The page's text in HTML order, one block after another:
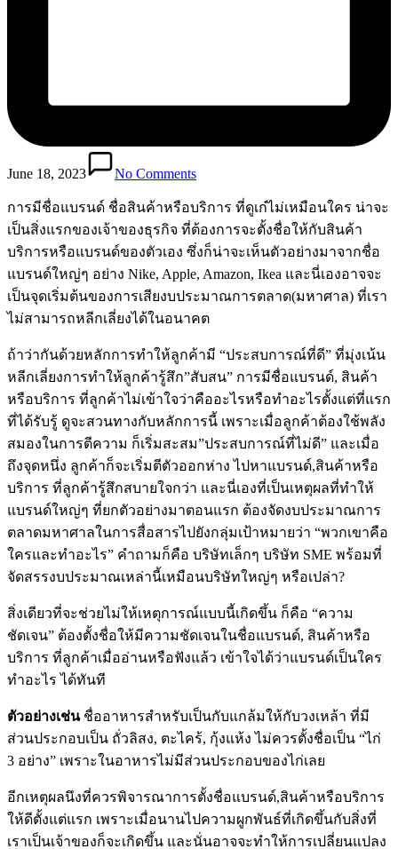
June 18, 2023 No Comments
การมีชื่อแบรนด์ ชื่อสินค้าหรือบริการ ที่ดูเก๋ไม่เหมือนใคร น่าจะ
เป็นสิ่งแรกของเจ้าของธุรกิจ ที่ต้องการจะตั้งชื่อให้กับสินค้า
บริการหรือแบรนด์ของตัวเอง ซึ่งก็น่าจะเห็นตัวอย่างมาจากชื่อ
แบรนด์ใหญ่ๆ อย่าง Nike, Apple, Amazon, Ikea และนี่เองอาจจะ
เป็นจุดเริ่มต้นของการเสียงบประมาณการตลาด(มหาศาล) ที่เรา
ไม่สามารถหลีกเลี่ยงได้ในอนาคต
ถ้าว่ากันด้วยหลักการทำให้ลูกค้ามี “ประสบการณ์ที่ดี” ที่มุ่งเน้น
หลีกเลี่ยงการทำให้ลูกค้ารู้สึก”สับสน” การมีชื่อแบรนด์, สินค้า
หรือบริการ ที่ลูกค้าไม่เข้าใจว่าคืออะไรหรือทำอะไรตั้งแต่ที่แรก
ที่ได้รับรู้ ดูจะสวนทางกับหลักการนี้ เพราะเมื่อลูกค้าต้องใช้พลัง
สมองในการตีความ ก็เริ่มสะสม”ประสบการณ์ที่ไม่ดี” และเมื่อ
ถึงจุดหนึ่ง ลูกค้าก็จะเริ่มตีตัวออกห่าง ไปหาแบรนด์,สินค้าหรือ
บริการ ที่ลูกค้ารู้สึกสบายใจกว่า และนี่เองที่เป็นเหตุผลที่ทำให้
แบรนด์ใหญ่ๆ ที่ยกตัวอย่างมาตอนแรก ต้องจัดงบประมาณการ
ตลาดมหาศาลในการสื่อสารไปยังกลุ่มเป้าหมายว่า “พวกเขาคือ
ใครและทำอะไร” คำถามก็คือ บริษัทเล็กๆ บริษัท SME พร้อมที่
จัดสรรงบประมาณเหล่านี้เหมือนบริษัทใหญ่ๆ หรือเปล่า?
สิ่งเดียวที่จะช่วยไม่ให้เหตุการณ์แบบนี้เกิดขึ้น ก็คือ “ความ
ชัดเจน” ต้องตั้งชื่อให้มีความชัดเจนในชื่อแบรนด์, สินค้าหรือ
บริการ ที่ลูกค้าเมื่ออ่านหรือฟังแล้ว เข้าใจได้ว่าแบรนด์เป็นใคร
ทำอะไร ได้ทันที
ตัวอย่างเช่นชื่ออาหารสำหรับเป็นกับแกล้มให้กับวงเหล้า ที่มี
ส่วนประกอบเป็น ถั่วลิสง, ตะไคร้, กุ้งแห้ง ไม่ควรตั้งชื่อเป็น “ไก่
3 อย่าง” เพราะในอาหารไม่มีส่วนประกอบของไก่เลย
อีกเหตุผลนึงที่ควรพิจารณาการตั้งชื่อแบรนด์,สินค้าหรือบริการ
ให้ดีตั้งแต่แรก เพราะเมื่อนานไปความผูกพันธ์ที่เกิดขึ้นกับสิ่งที่
เราเป็นเจ้าของก็จะเกิดขึ้น และนั่นอาจจะทำให้การเปลี่ยนแปลง